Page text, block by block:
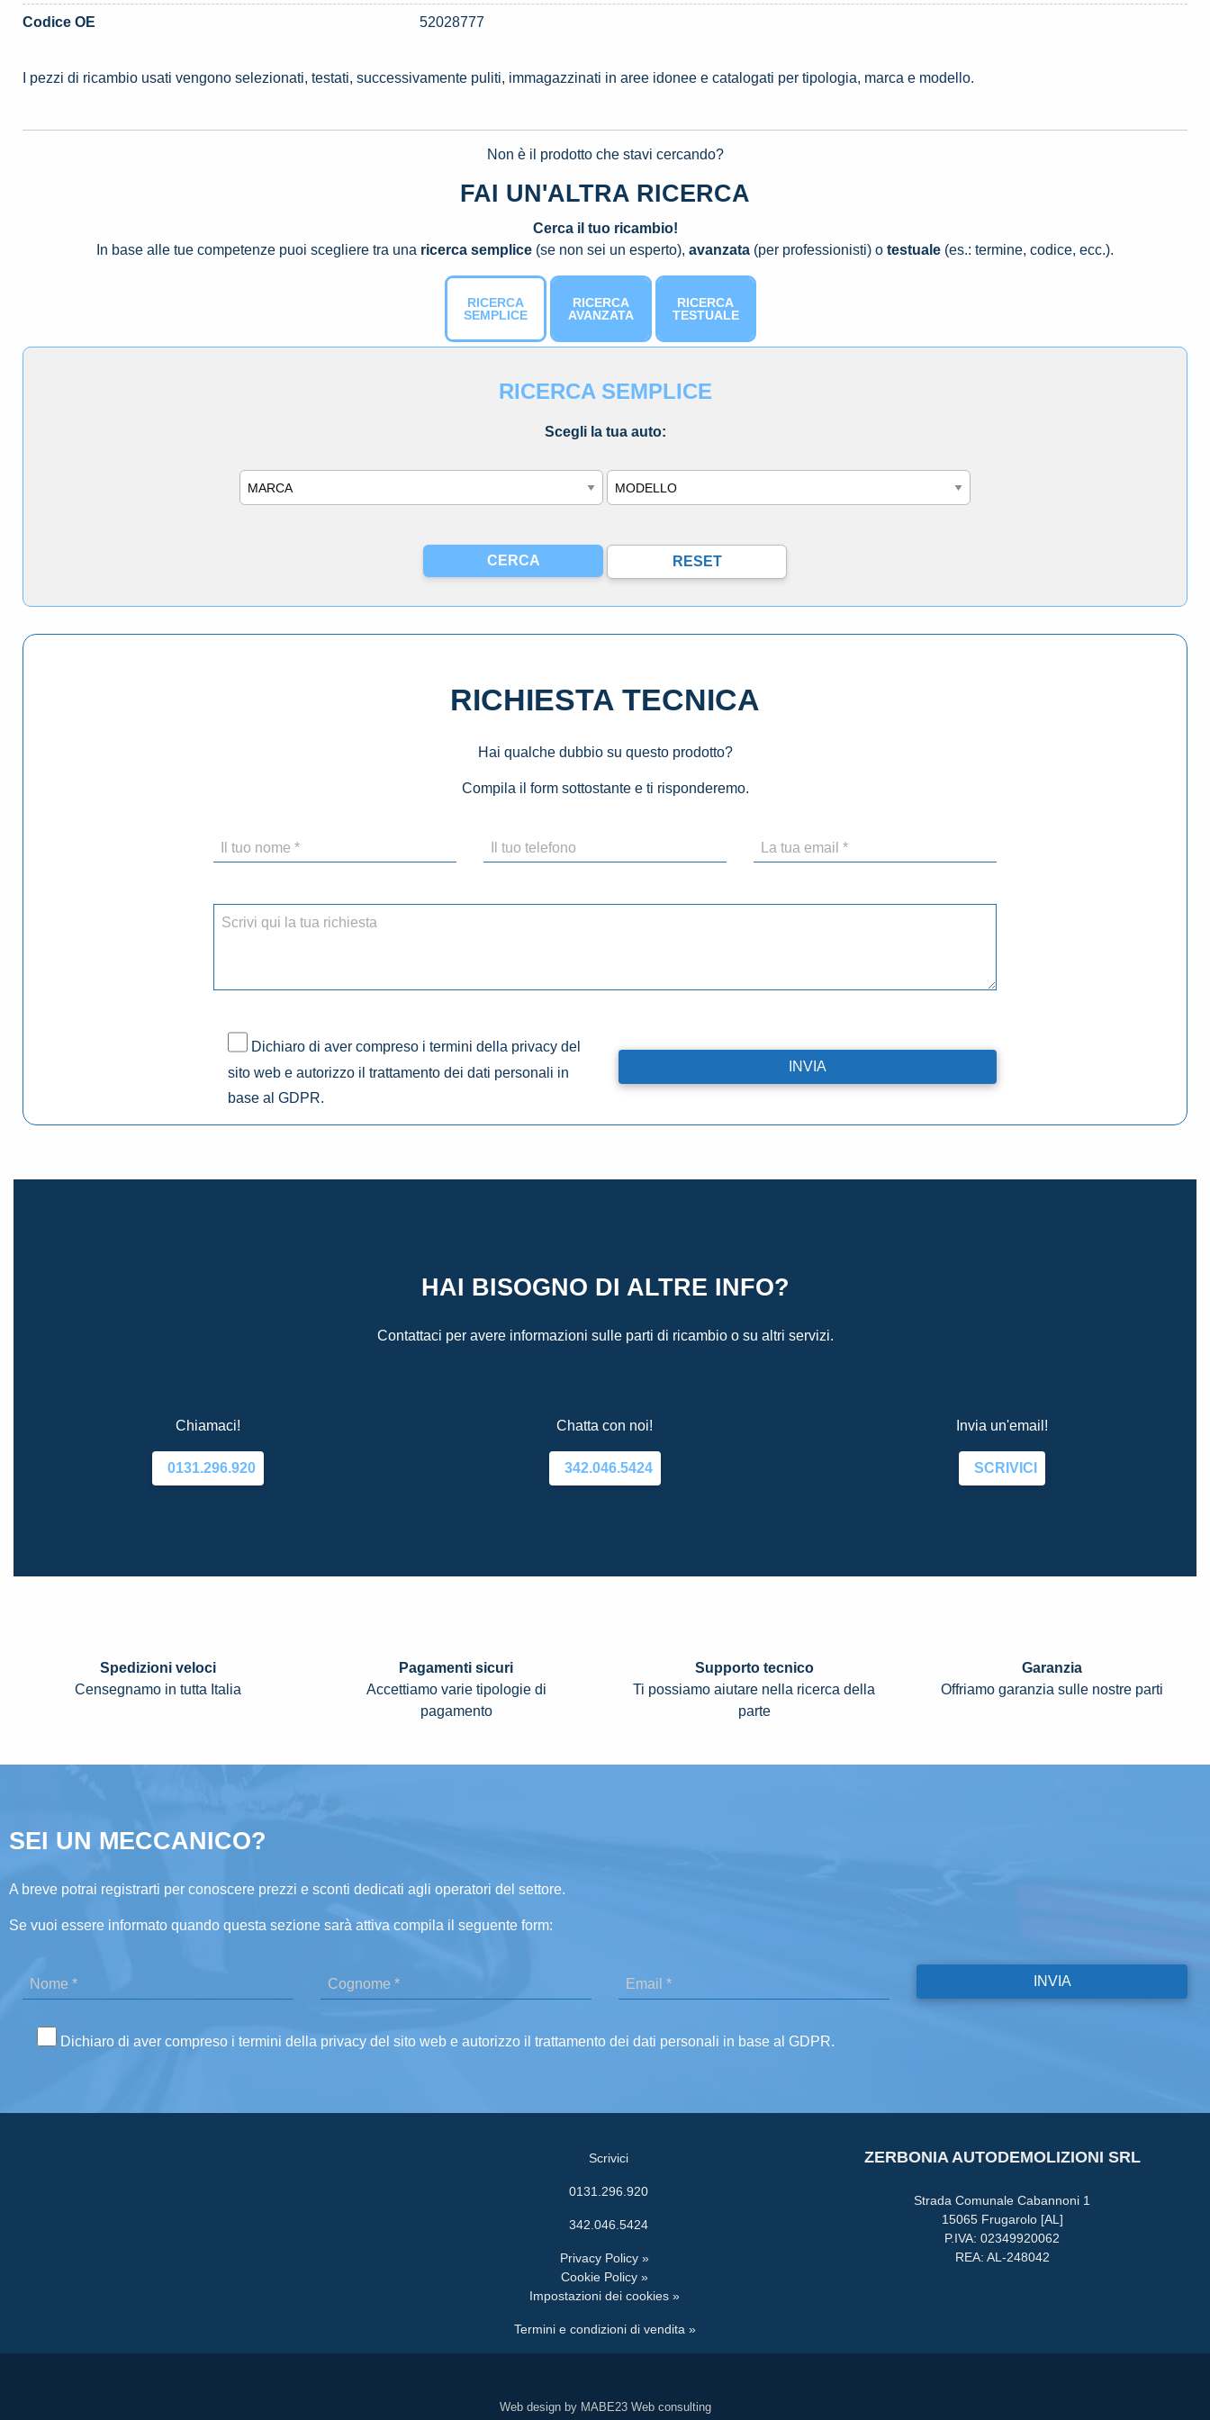
Codice OE 52028777
I pezzi di ricambio usati vengono selezionati, testati, successivamente puliti, immagazzinati in aree idonee e catalogati per tipologia, marca e modello.
Non è il prodotto che stavi cercando?
FAI UN'ALTRA RICERCA
Cerca il tuo ricambio!
In base alle tue competenze puoi scegliere tra una ricerca semplice (se non sei un esperto), avanzata (per professionisti) o testuale (es.: termine, codice, ecc.).
RICERCA
SEMPLICE
RICERCA
AVANZATA
RICERCA
TESTUALE
RICERCA SEMPLICE
Scegli la tua auto:
Marca Modello
RICHIESTA TECNICA
Hai qualche dubbio su questo prodotto?
Compila il form sottostante e ti risponderemo.
Dichiaro di aver compreso i termini della privacy del
sito web e autorizzo il trattamento dei dati personali in
base al GDPR.
HAI BISOGNO DI ALTRE INFO?
Contattaci per avere informazioni sulle parti di ricambio o su altri servizi.
Chiamaci!
0131.296.920
Chatta con noi!
342.046.5424
Invia un'email!
SCRIVICI
Spedizioni veloci
Censegnamo in tutta Italia
Pagamenti sicuri
Accettiamo varie tipologie di
pagamento
Supporto tecnico
Ti possiamo aiutare nella ricerca della
parte
Garanzia
Offriamo garanzia sulle nostre parti
SEI UN MECCANICO?
A breve potrai registrarti per conoscere prezzi e sconti dedicati agli operatori del settore.
Se vuoi essere informato quando questa sezione sarà attiva compila il seguente form:
Dichiaro di aver compreso i termini della privacy del sito web e autorizzo il trattamento dei dati personali in base al GDPR.
Scrivici
0131.296.920
342.046.5424
Privacy Policy »
Cookie Policy »
Impostazioni dei cookies »
Termini e condizioni di vendita »
ZERBONIA AUTODEMOLIZIONI SRL
Strada Comunale Cabannoni 1
15065 Frugarolo [AL]
P.IVA: 02349920062
REA: AL-248042
Web design by MABE23 Web consulting